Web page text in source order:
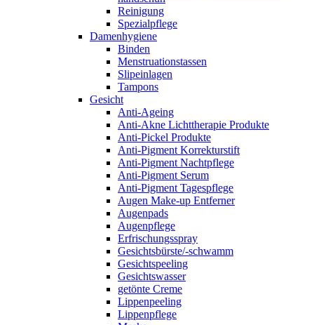
Reinigung
Spezialpflege
Damenhygiene
Binden
Menstruationstassen
Slipeinlagen
Tampons
Gesicht
Anti-Ageing
Anti-Akne Lichttherapie Produkte
Anti-Pickel Produkte
Anti-Pigment Korrekturstift
Anti-Pigment Nachtpflege
Anti-Pigment Serum
Anti-Pigment Tagespflege
Augen Make-up Entferner
Augenpads
Augenpflege
Erfrischungsspray
Gesichtsbürste/-schwamm
Gesichtspeeling
Gesichtswasser
getönte Creme
Lippenpeeling
Lippenpflege